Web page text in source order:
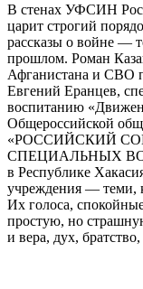
В стенах УФСИН
царит строгий
рассказы о войне —
прошлом. Роман
Афганистана и СВО
Евгений Еранцев,
воспитанию
Общероссийской
«РОССИЙСКИЙ
СПЕЦИАЛЬНЫХ
в Республике
учреждения — теми,
Их голоса,
простую, но
и вера, дух,